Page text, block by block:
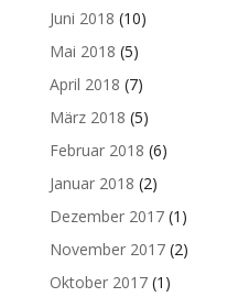
Juni 2018 (10)
Mai 2018 (5)
April 2018 (7)
März 2018 (5)
Februar 2018 (6)
Januar 2018 (2)
Dezember 2017(1)
November 2017(2)
Oktober 2017(1)